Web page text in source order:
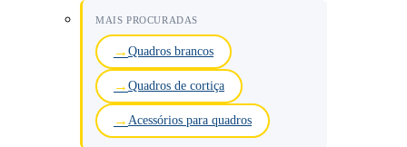
MAIS PROCURADAS
Quadros brancos
Quadros de cortiça
Acessórios para quadros